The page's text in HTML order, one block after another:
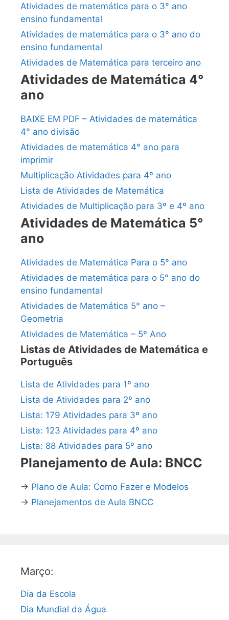
Atividades de matemática para o 3° ano
ensino fundamental
Atividades de matemática para o 3° ano do
ensino fundamental
Atividades de Matemática para terceiro ano
Atividades de Matemática 4°
ano
BAIXE EM PDF – Atividades de matemática
4° ano divisão
Atividades de matemática 4° ano para
imprimir
Multiplicação Atividades para 4º ano
Lista de Atividades de Matemática
Atividades de Multiplicação para 3º e 4º ano
Atividades de Matemática 5°
ano
Atividades de Matemática Para o 5° ano
Atividades de matemática para o 5° ano do
ensino fundamental
Atividades de Matemática 5° ano –
Geometria
Atividades de Matemática – 5º Ano
Listas de Atividades de Matemática e
Português
Lista de Atividades para 1º ano
Lista de Atividades para 2º ano
Lista: 179 Atividades para 3º ano
Lista: 123 Atividades para 4º ano
Lista: 88 Atividades para 5º ano
Planejamento de Aula: BNCC
→ Plano de Aula: Como Fazer e Modelos
→ Planejamentos de Aula BNCC
Março:
Dia da Escola
Dia Mundial da Água